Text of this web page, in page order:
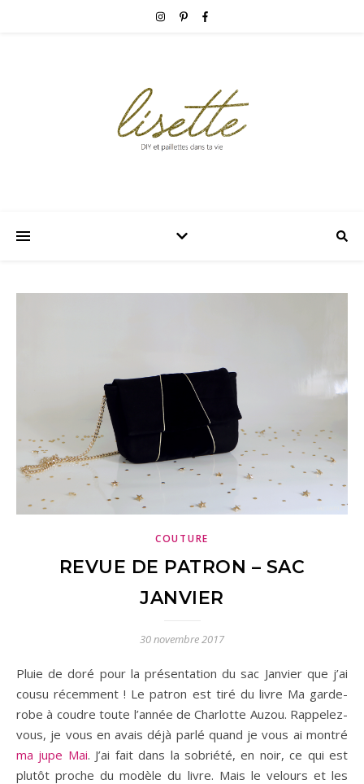
COUTURE
REVUE DE PATRON – SAC
JANVIER
30 novembre 2017
Pluie de doré pour la présentation du sac Janvier que j’ai
cousu récemment ! Le patron est tiré du livre Ma garde-
robe à coudre toute l’année de Charlotte Auzou. Rappelez-
vous, je vous en avais déjà parlé quand je vous ai montré
ma jupe Mai. J’ai fait dans la sobriété, en noir, ce qui est
plutôt proche du modèle du livre. Mais le velours et les